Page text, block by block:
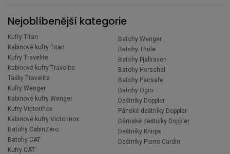
Nejoblíbenější kategorie
Kufry Titan
Kabinové kufry Titan
Kufry Travelite
Kabinové kufry Travelite
Tašky Travelite
Kufry Wenger
Kabinové kufry Wenger
Kufry Victorinox
Kabinové kufry Victorinox
Batohy CabinZero
Batohy CAT
Kufry CAT
Batohy Wenger
Batohy Thule
Batohy Fjallraven
Batohy Herschel
Batohy Pacsafe
Batohy Ogio
Deštníky Doppler
Pánské deštníky Doppler
Dámské deštníky Doppler
Deštníky Knirps
Deštníky Pierre Cardin